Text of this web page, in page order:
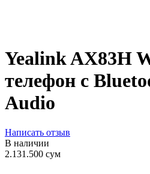
Yealink AX83H
телефон с
Audio
Написать отзыв
В наличии
2.131.500 сум